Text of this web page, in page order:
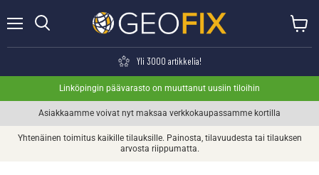
Yli 3000 artikkelia!
Linköpingin päävarasto on muuttanut uusiin tiloihin
Asiakkaamme voivat nyt maksaa verkkokaupassamme kortilla
Yhtenäinen toimitus kaikille tilauksille. Painosta, tilavuudesta tai tilauksen
arvosta riippumatta.